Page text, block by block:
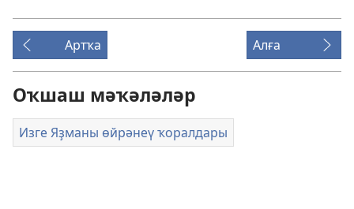
Артҡа
Алға
Оҡшаш мәҡәләләр
Изге Яҙманы өйрәнеү ҡоралдары